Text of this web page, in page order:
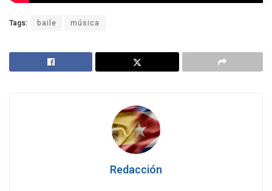
Tags: baile música
Redacción